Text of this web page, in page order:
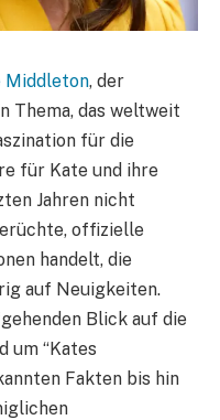
Middleton, der
Thema, das weltweit
für die
für Kate und ihre
Jahren nicht
offizielle
handelt, die
auf Neuigkeiten.
Blick auf die
um “Kates
Fakten bis hin